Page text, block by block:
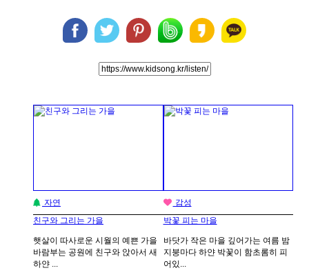
자연
친구와 그리는 가을
햇살이 따사로운 시월의 예쁜 가을
바람부는 공원에 친구와 앉아서 새
하얀 ...
감성
박꽃 피는 마을
바닷가 작은 마을 깊어가는 여름 밤
지붕마다 하얀 박꽃이 함초롬히 피
어있...